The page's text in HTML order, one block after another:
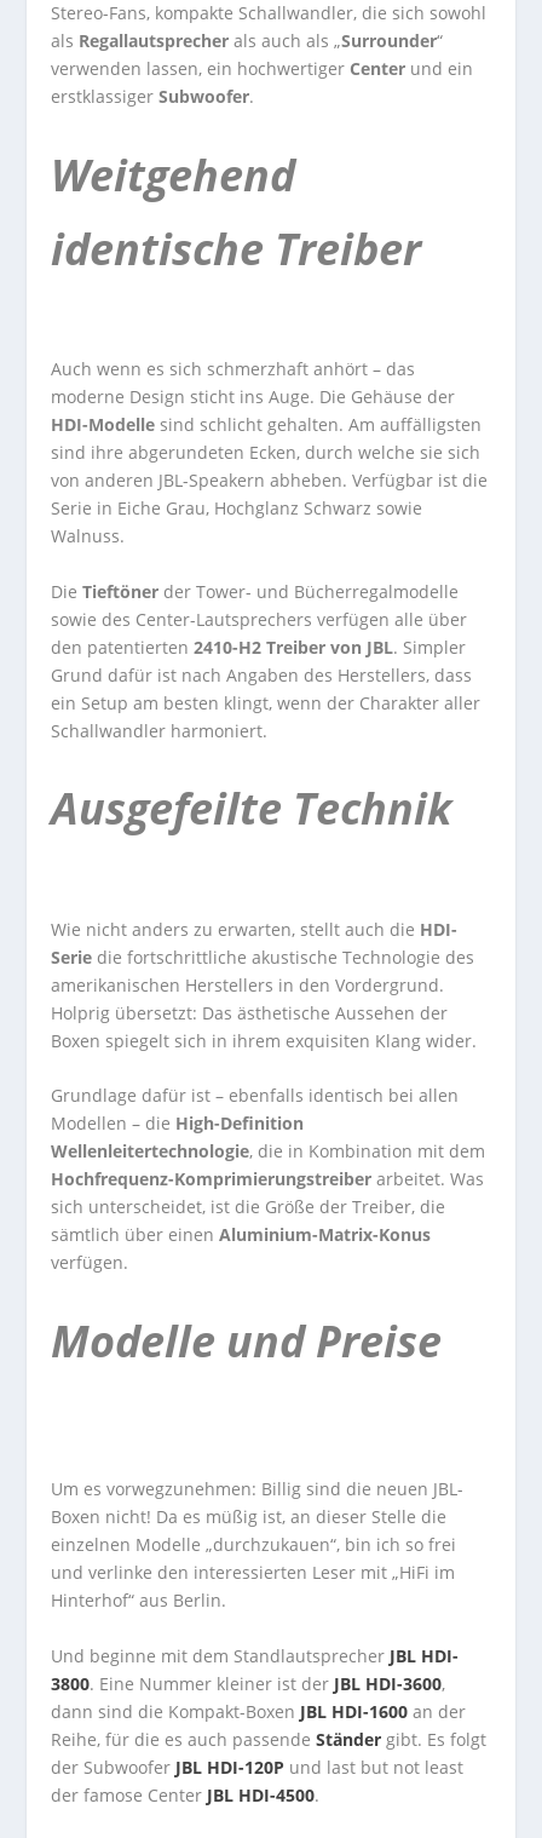
Stereo-Fans, kompakte Schallwandler, die sich sowohl
als Regallautsprecherals auch als „Surrounder“
verwenden lassen, ein hochwertiger Center und ein
erstklassiger Subwoofer.
Weitgehend
identische Treiber
Auch wenn es sich schmerzhaft anhört – das
moderne Design sticht ins Auge. Die Gehäuse der
HDI-Modelle sind schlicht gehalten. Am auffälligsten
sind ihre abgerundeten Ecken, durch welche sie sich
von anderen JBL-Speakern abheben. Verfügbar ist die
Serie in Eiche Grau, Hochglanz Schwarz sowie
Walnuss.
DieTieftöner der Tower- und Bücherregalmodelle
sowie des Center-Lautsprechers verfügen alle über
den patentierten2410-H2 Treiber von JBL. Simpler
Grund dafür ist nach Angaben des Herstellers, dass
ein Setup am besten klingt, wenn der Charakter aller
Schallwandler harmoniert.
Ausgefeilte Technik
Wie nicht anders zu erwarten, stellt auch die HDI-
Serie die fortschrittliche akustische Technologie des
amerikanischen Herstellers in den Vordergrund.
Holprig übersetzt: Das ästhetische Aussehen der
Boxen spiegelt sich in ihrem exquisiten Klang wider.
Grundlage dafür ist – ebenfalls identisch bei allen
Modellen – die High-Definition
Wellenleitertechnologie, die in Kombination mit dem
Hochfrequenz-Komprimierungstreiber arbeitet. Was
sich unterscheidet, ist die Größe der Treiber, die
sämtlich über einenAluminium-Matrix-Konus
verfügen.
Modelle und Preise
Um es vorwegzunehmen: Billig sind die neuen JBL-
Boxen nicht! Da es müßig ist, an dieser Stelle die
einzelnen Modelle „durchzukauen“, bin ich so frei
und verlinke den interessierten Leser mit „HiFi im
Hinterhof“ aus Berlin.
Und beginne mit dem Standlautsprecher JBL HDI-
3800. Eine Nummer kleiner ist der JBL HDI-3600,
dann sind die Kompakt-Boxen JBL HDI-1600 an der
Reihe, für die es auch passende Ständer gibt. Es folgt
der Subwoofer JBL HDI-120P und last but not least
der famose Center JBL HDI-4500.